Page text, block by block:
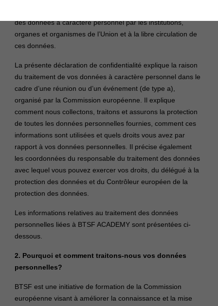
des données à caractère personnel par les institutions,
organes et organismes de l’Union et à la libre circulation de
ces données.
La présente déclaration de confidentialité explique la raison
du traitement de vos données à caractère personnel dans le
cadre d’une réunion ou d’un événement (de type a),
organisé par la Commission européenne. Il explique
comment nous collectons, traitons et assurons la protection
de toutes les données personnelles fournies, comment ces
informations sont utilisées et quels droits vous avez par
rapport à vos données personnelles. Il précise également
les coordonnées du responsable du traitement des données
avec lequel vous pouvez exercer vos droits, du délégué à la
protection des données et du Contrôleur européen de la
protection des données.
Les informations relatives au traitement des données
personnelles liées à BTSF ACADEMY sont présentées ci-
dessous.
2. Pourquoi et comment traitons-nous vos données
personnelles?
BTSF est une initiative de formation de la Commission
européenne visant à améliorer la connaissance et la mise